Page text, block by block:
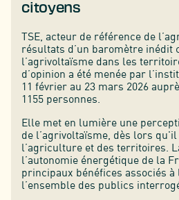
citoyens
TSE, acteur de référence de
résultats d’un baromètre inédit
l’agrivoltaïsme dans les
d’opinion a été menée par
11 février au 23 mars 2026
1155 personnes.
Elle met en lumière une
de l’agrivoltaïsme, dès lors
l’agriculture et des territoires.
l’autonomie énergétique de la
principaux bénéfices associés
l’ensemble des publics